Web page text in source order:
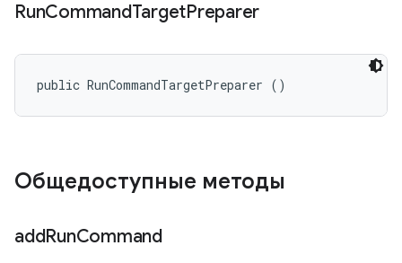
RunCommandTargetPreparer
public RunCommandTargetPreparer ()
Общедоступные методы
addRunCommand